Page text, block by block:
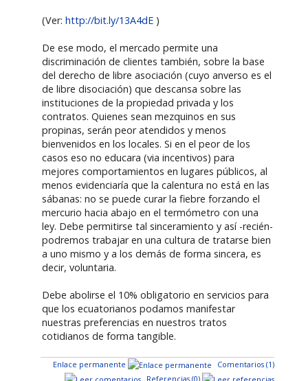
(Ver:http://bit.ly/13A4dE )
De ese modo, el mercado permite una
discriminación de clientes también, sobre la base
del derecho de libre asociación (cuyo anverso es el
de libre disociación) que descansa sobre las
instituciones de la propiedad privada y los
contratos. Quienes sean mezquinos en sus
propinas, serán peor atendidos y menos
bienvenidos en los locales. Si en el peor de los
casos eso no educara (via incentivos) para
mejores comportamientos en lugares públicos, al
menos evidenciaría que la calentura no está en las
sábanas: no se puede curar la fiebre forzando el
mercurio hacia abajo en el termómetro con una
ley. Debe permitirse tal sinceramiento y así -recién-
podremos trabajar en una cultura de tratarse bien
a uno mismo y a los demás de forma sincera, es
decir, voluntaria.
Debe abolirse el 10% obligatorio en servicios para
que los ecuatorianos podamos manifestar
nuestras preferencias en nuestros tratos
cotidianos de forma tangible.
Enlace permanente
Comentarios (1)
Referencias (0)